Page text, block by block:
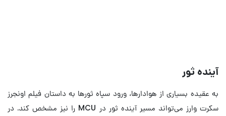
آینده ثور
به عقیده بسیاری از هوادارها، ورود سپاه ثورها به داستان فیلم اونجرز
سکرت وارز می‌تواند مسیر آینده ثور در MCU را نیز مشخص کند. در